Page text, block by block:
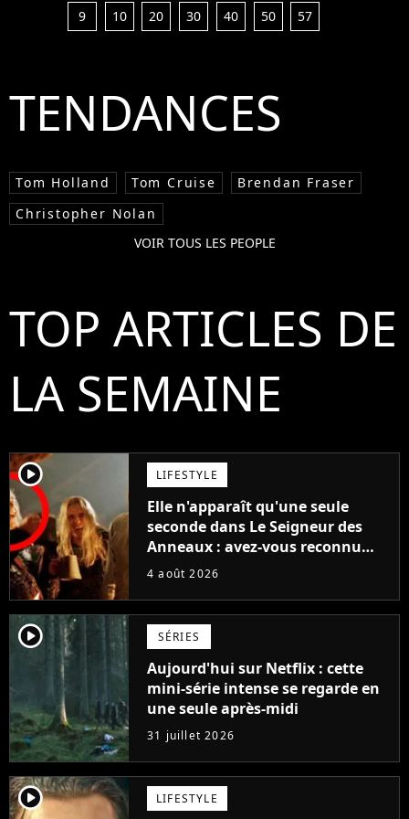
9
10 20 30 40 50 57
TENDANCES
Tom Holland Tom Cruise
Brendan Fraser
Christopher Nolan
VOIR TOUS LES PEOPLE
TOP ARTICLES DE
LA SEMAINE
player2 LIFESTYLE
Elle n'apparaît qu'une seule
seconde dans Le Seigneur des
Anneaux : avez-vous reconnu
cette légende du cinéma dans la
4 août 2026
player2 SÉRIES
Aujourd'hui sur Netflix : cette
mini-série intense se regarde en
une seule après-midi
31 juillet 2026
player2 LIFESTYLE